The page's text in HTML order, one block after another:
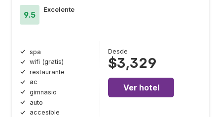
9.5
Excelente
spa
wifi (gratis)
restaurante
ac
gimnasio
auto
accesible
Desde
$3,329
Ver hotel